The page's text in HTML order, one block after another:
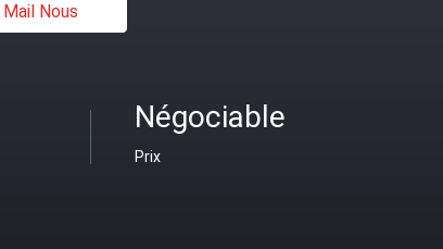
Mail Nous
Négociable
Prix